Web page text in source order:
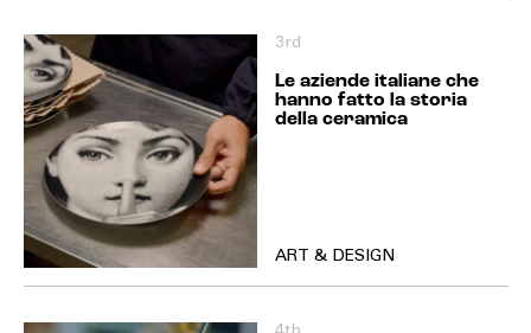
3rd
Le aziende italiane che
hanno fatto la storia
della ceramica
ART & DESIGN